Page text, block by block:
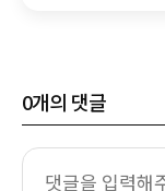
0개의 댓글